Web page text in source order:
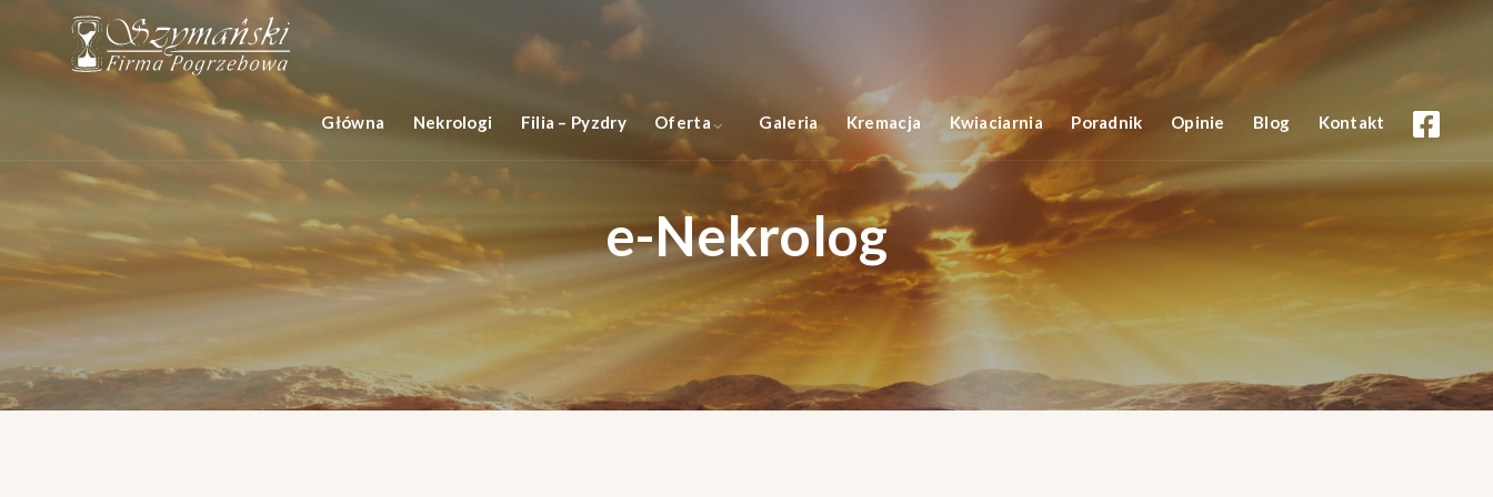
Główna Nekrologi Filia – Pyzdry Oferta Galeria Kremacja Kwiaciarnia Poradnik Opinie Blog Kontakt
e-Nekrolog